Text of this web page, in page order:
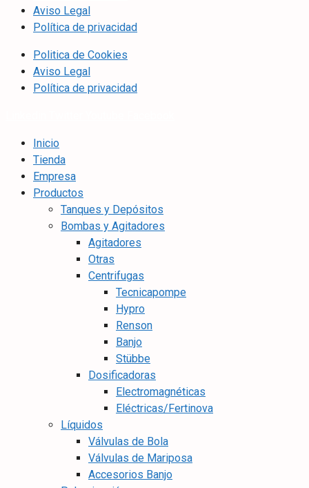
Aviso Legal
Política de privacidad
Politica de Cookies
Aviso Legal
Política de privacidad
Inicio
Tienda
Empresa
Productos
Tanques y Depósitos
Bombas y Agitadores
Agitadores
Otras
Centrifugas
Tecnicapompe
Hypro
Renson
Banjo
Stübbe
Dosificadoras
Electromagnéticas
Eléctricas/Fertinova
Líquidos
Válvulas de Bola
Válvulas de Mariposa
Accesorios Banjo